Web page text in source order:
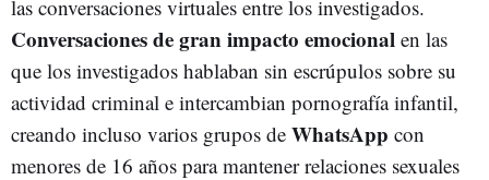
las conversaciones virtuales entre los investigados.
Conversaciones de gran impacto emocional en las
que los investigados hablaban sin escrúpulos sobre su
actividad criminal e intercambian pornografía infantil,
creando incluso varios grupos de WhatsApp con
menores de 16 años para mantener relaciones sexuales